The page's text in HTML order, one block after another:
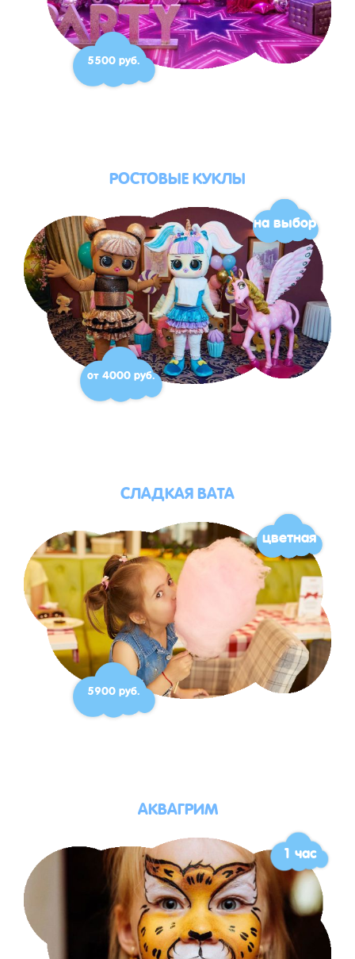
5500 руб.
РОСТОВЫЕ КУКЛЫ
на выбор
от 4000 руб.
СЛАДКАЯ ВАТА
цветная
5900 руб.
АКВАГРИМ
1 час